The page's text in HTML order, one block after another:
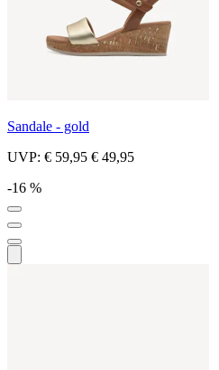
Sandale - gold
UVP: € 59,95 € 49,95
-16 %